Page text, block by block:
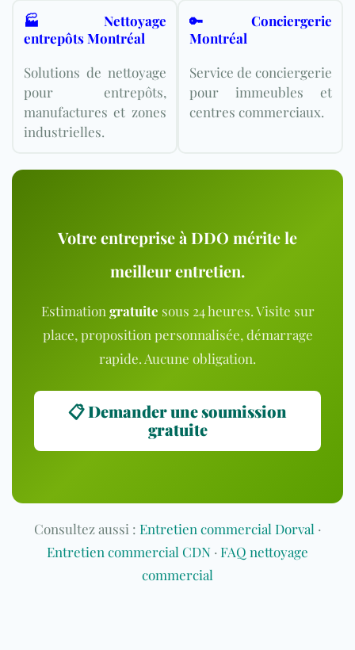
🏭 Nettoyage
entrepôts Montréal
Solutions de nettoyage
pour entrepôts,
manufactures et zones
industrielles.
🔑 Conciergerie
Montréal
Service de conciergerie
pour immeubles et
centres commerciaux.
Votre entreprise à DDO mérite le
meilleur entretien.
Estimationgratuite sous 24 heures. Visite sur
place, proposition personnalisée, démarrage
rapide. Aucune obligation.
📋 Demander une soumission
gratuite
Consultez aussi : Entretien commercial Dorval ·
Entretien commercial CDN ·FAQ nettoyage
commercial